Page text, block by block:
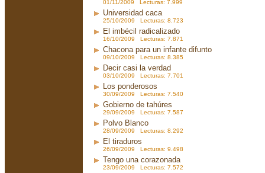
01/11/2009 Lecturas: 7.999
Universidad caca
25/10/2009 Lecturas: 8.723
El imbécil radicalizado
16/10/2009 Lecturas: 7.871
Chacona para un infante difunto
09/10/2009 Lecturas: 8.385
Decir casi la verdad
03/10/2009 Lecturas: 7.701
Los ponderosos
30/09/2009 Lecturas: 7.540
Gobierno de tahúres
29/09/2009 Lecturas: 7.587
Polvo Blanco
28/09/2009 Lecturas: 8.292
El tiraduros
26/09/2009 Lecturas: 9.498
Tengo una corazonada
23/09/2009 Lecturas: 7.572